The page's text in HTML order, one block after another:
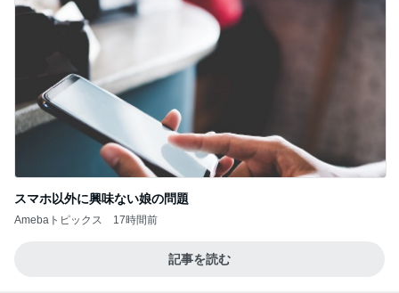
スマホ以外に興味ない娘の問題
Amebaトピックス 17時間前
記事を読む